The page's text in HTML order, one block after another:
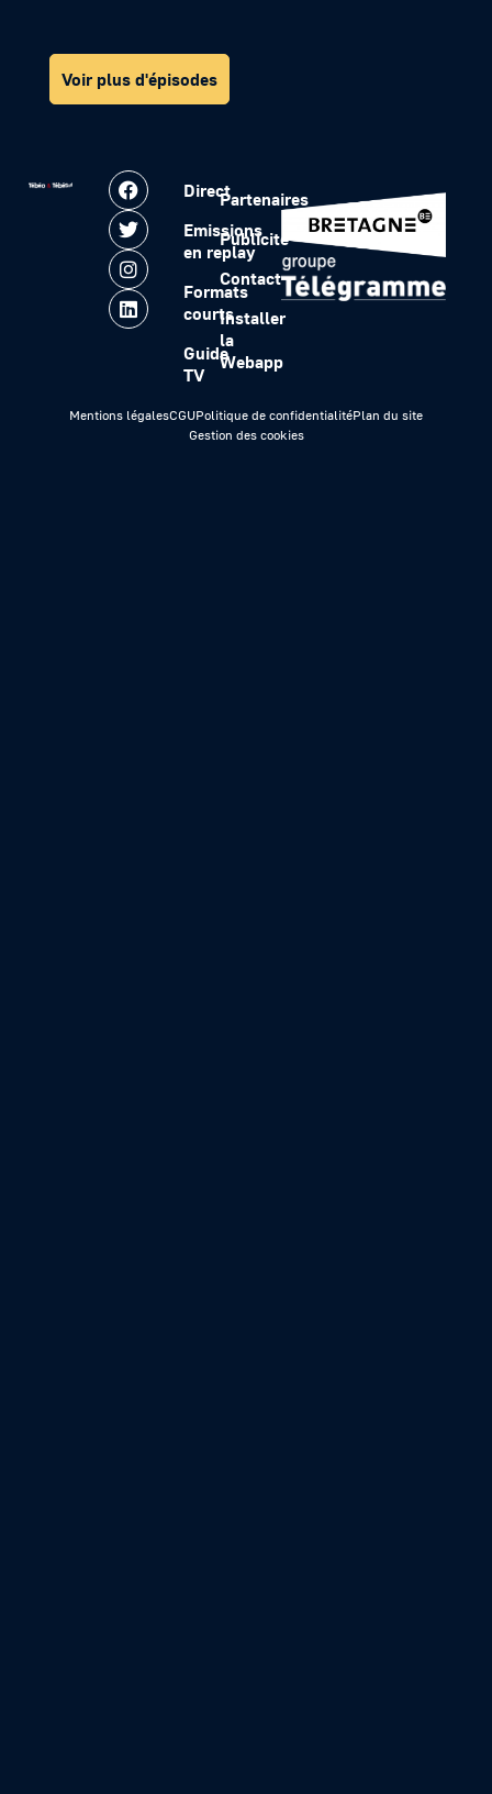
Voir plus d'épisodes
Direct
Emissions
en replay
Formats
courts
Guide
TV
Partenaires
Publicité
Contact
Installer
la
Webapp
Mentions légalesCGUPolitique de confidentialitéPlan du site
Gestion des cookies